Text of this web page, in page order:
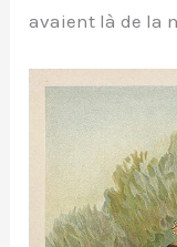
avaient là de la